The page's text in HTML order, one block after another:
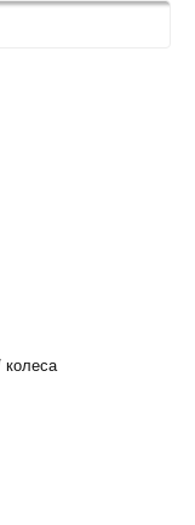
колеса